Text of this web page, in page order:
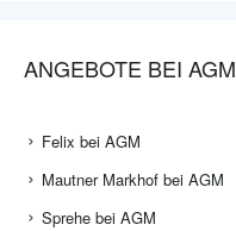
ANGEBOTE BEI AGM
Felix bei AGM
Mautner Markhof bei AGM
Sprehe bei AGM